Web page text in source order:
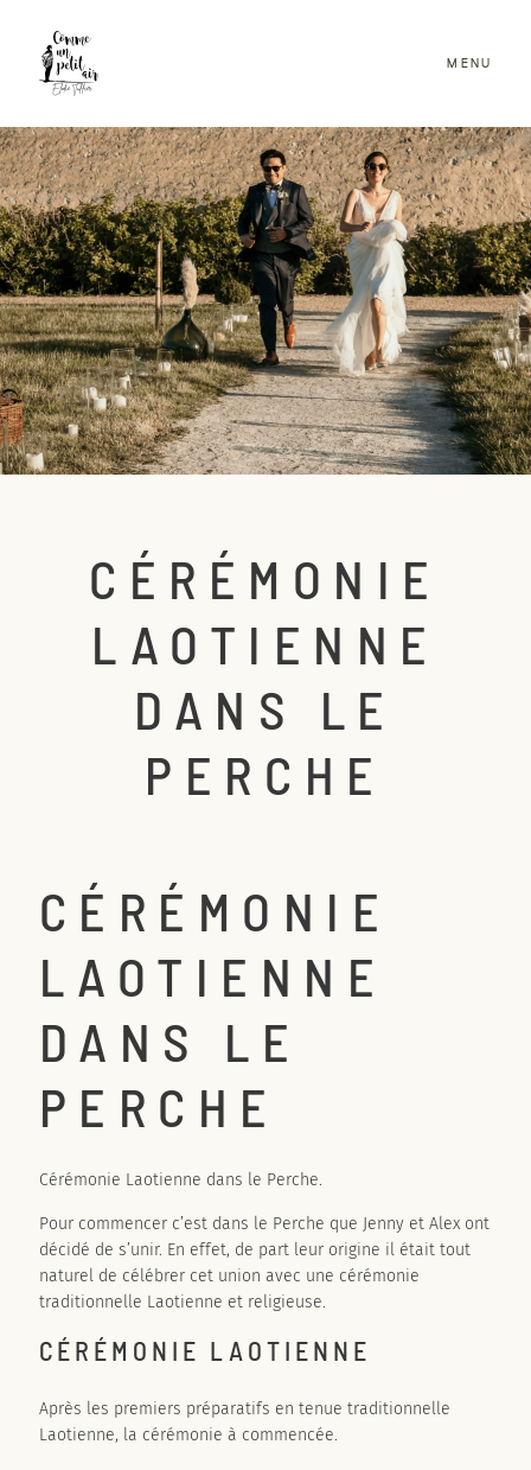
MENU
CÉRÉMONIE
LAOTIENNE
DANS LE
PERCHE
CÉRÉMONIE
LAOTIENNE
DANS LE
PERCHE
Cérémonie Laotienne dans le Perche.
Pour commencer c’est dans le Perche que Jenny et Alex ont
décidé de s’unir. En effet, de part leur origine il était tout
naturel de célébrer cet union avec une cérémonie
traditionnelle Laotienne et religieuse.
CÉRÉMONIE LAOTIENNE
Après les premiers préparatifs en tenue traditionnelle
Laotienne, la cérémonie à commencée.
ACCUEIL
BLOG
PORTFOLIO
INFOS & TARIFS
CONTACT
CLIENTS
SACRAMENTO, CALIFORNIA
123.456.7890